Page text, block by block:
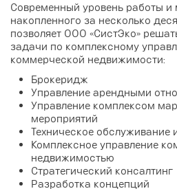
Современный уровень работы
накопленного за несколько
позволяет ООО «СистЭко»
задачи по комплексному
коммерческой недвижимости:
Брокеридж
Управление арендными
Управление комплексом
мероприятий
Техническое обслуживание
Комплексное управление
недвижимостью
Стратегический консалтинг
Разработка концепций